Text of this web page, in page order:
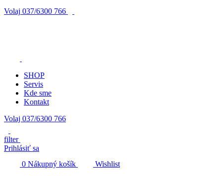
Volaj 037/6300 766
SHOP
Servis
Kde sme
Kontakt
Volaj 037/6300 766
filter
Prihlásiť sa
0 Nákupný košík
Wishlist